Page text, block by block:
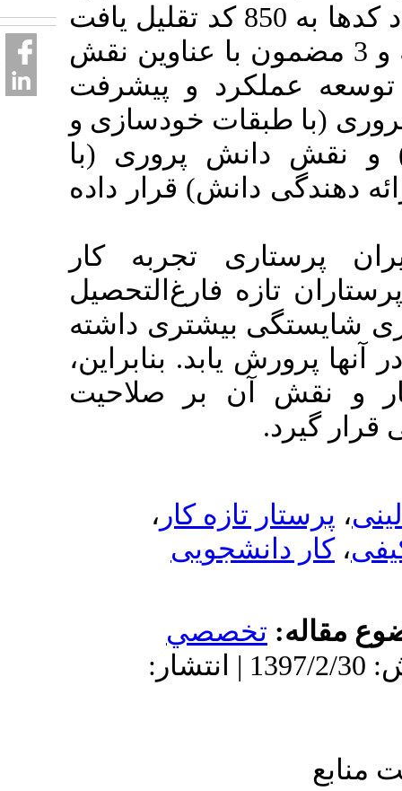
ایجاد شد که در نهایت، تعداد کدها به 850 کد تقلیل یافت
طبقه، 6 طبقه و 3 مضمون با عناوین نقش
و پیشرفت
طبقات خودسازی و
دانش پروری (با
دانش) قرار داده
تجربه کار
فارغ‌التحصیل
بیشتری داشته
یابد. بنابراین،
آن بر صلاحیت
تازه کار
دانشجویی
تخصصي
دریافت: 1396/11/29 | پذیرش: 1397/2/30 | انتشار: